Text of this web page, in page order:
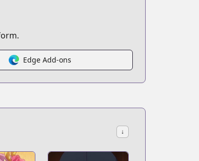
Edge Add-ons
↓